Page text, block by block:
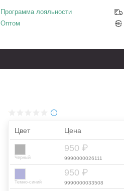
Программа лояльности
Оптом
Цвет Цена
Черный
950 ₽
9990000026111
Темно-синий
950 ₽
9990000033508